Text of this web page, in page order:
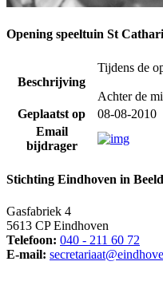
Opening speeltuin St
Beschrijving
Tijdens de
Achter de
Geplaatst op
08-08-2010
Email
bijdrager
Stichting Eindhoven in Beeld
Gasfabriek 4
5613 CP Eindhoven
Telefoon: 040 - 211 60 72
E-mail: